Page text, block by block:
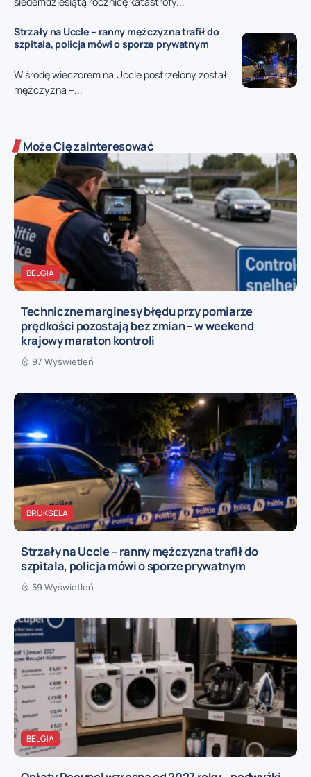
Strzały na Uccle – ranny mężczyzna trafił do
szpitala, policja mówi o sporze prywatnym
W środę wieczorem na Uccle postrzelony został
mężczyzna –...
Może Cię zainteresować
BELGIA
Techniczne marginesy błędu przy pomiarze
prędkości pozostają bez zmian – w weekend
krajowy maraton kontroli
97 Wyświetleń
BRUKSELA
Strzały na Uccle – ranny mężczyzna trafił do
szpitala, policja mówi o sporze prywatnym
59 Wyświetleń
BELGIA